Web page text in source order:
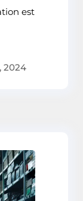
est
2024